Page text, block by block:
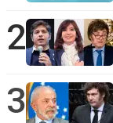
2
3